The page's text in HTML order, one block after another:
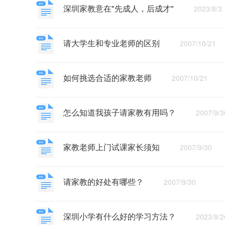
深圳家教意在"先成人，后成才" 2023/8/3
请大学生和专业老师的区别 2007/10/21
如何挑选合适的家教老师 2007/10/21
怎么知道我孩子请家教有用吗？ 2007/9/
家教老师上门试课家长须知 2007/9/30
请家教的好处有哪些？ 2007/9/30
深圳小学有什么好的学习方法？ 2023/8/